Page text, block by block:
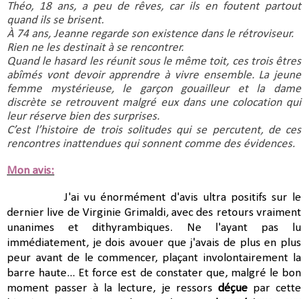
Théo, 18 ans, a peu de rêves, car ils en foutent partout
quand ils se brisent.
À 74 ans, Jeanne regarde son existence dans le rétroviseur.
Rien ne les destinait à se rencontrer.
Quand le hasard les réunit sous le même toit, ces trois êtres
abîmés vont devoir apprendre à vivre ensemble. La jeune
femme mystérieuse, le garçon gouailleur et la dame
discrète se retrouvent malgré eux dans une colocation qui
leur réserve bien des surprises.
C’est l’histoire de trois solitudes qui se percutent, de ces
rencontres inattendues qui sonnent comme des évidences.
Mon avis:
J'ai vu énormément d'avis ultra positifs sur le
dernier live de Virginie Grimaldi, avec des retours vraiment
unanimes et dithyrambiques. Ne l'ayant pas lu
immédiatement, je dois avouer que j'avais de plus en plus
peur avant de le commencer, plaçant involontairement la
barre haute... Et force est de constater que, malgré le bon
moment passer à la lecture, je ressors déçuepar cette